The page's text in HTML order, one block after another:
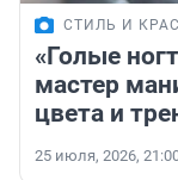
СТИЛЬ И
«Голые
мастер
цвета и
25 июля, 2026,